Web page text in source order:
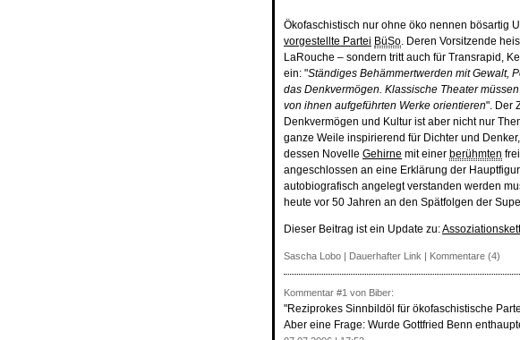
Ökofaschistisch nur ohne öko nennen bösartig
vorgestellte Partei BüSo. Deren Vorsitzende
LaRouche – sondern tritt auch für Transrapid,
ein: "Ständiges Behämmertwerden mit Gewalt,
das Denkvermögen. Klassische Theater
von ihnen aufgeführten Werke orientieren". Der
Denkvermögen und Kultur ist aber nicht nur
ganze Weile inspirierend für Dichter und
dessen Novelle Gehirne mit einer berühmten
angeschlossen an eine Erklärung der
autobiografisch angelegt verstanden werden
heute vor 50 Jahren an den Spätfolgen der
Dieser Beitrag ist ein Update zu:
Sascha Lobo | Dauerhafter Link | Kommentare (4)
Kommentar #1 von Biber:
"Reziprokes Sinnbildöl für ökofaschistische
Aber eine Frage: Wurde Gottfried Benn